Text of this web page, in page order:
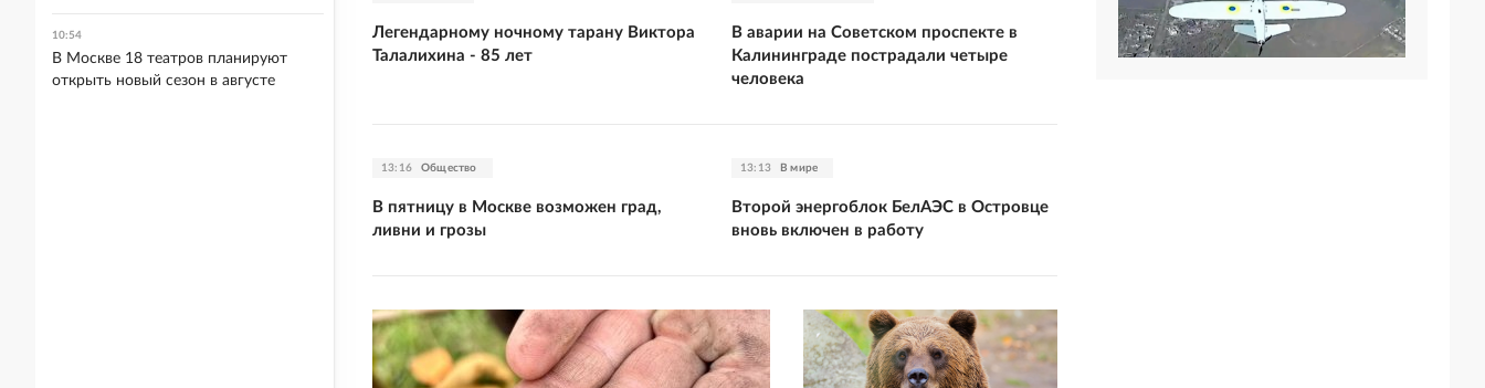
Легендарному ночному тарану Виктора
Талалихина - 85 лет
В аварии на Советском проспекте в
Калининграде пострадали четыре
человека
13:16 Общество
В пятницу в Москве возможен град,
ливни и грозы
13:13 В мире
Второй энергоблок БелАЭС в Островце
вновь включен в работу
10:54
В Москве 18 театров планируют
открыть новый сезон в августе